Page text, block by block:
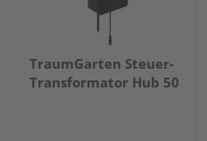
TraumGarten Steuer-
Transformator Hub 50